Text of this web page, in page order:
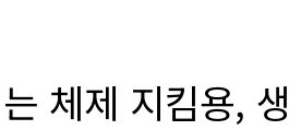
체제 지킴용,